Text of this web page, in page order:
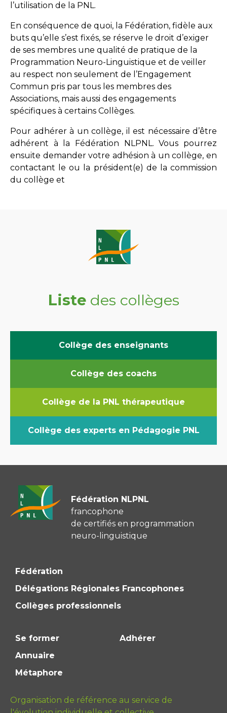
l’utilisation de la PNL.
En conséquence de quoi, la Fédération, fidèle aux
buts qu’elle s’est fixés, se réserve le droit d’exiger
de ses membres une qualité de pratique de la
Programmation Neuro-Linguistique et de veiller
au respect non seulement de l’Engagement
Commun pris par tous les membres des
Associations, mais aussi des engagements
spécifiques à certains Collèges.
Pour adhérer à un collège, il est nécessaire d’être
adhérent à la Fédération NLPNL. Vous pourrez
ensuite demander votre adhésion à un collège, en
contactant le ou la président(e) de la commission
du collège et
Liste des collèges
Collège des enseignants
Collège des coachs
Collège de la PNL thérapeutique
Collège des experts en Pédagogie PNL
Fédération NLPNL
francophone
de certifiés en programmation
neuro-linguistique
Fédération
Délégations Régionales Francophones
Collèges professionnels
Se former
Annuaire
Métaphore
Adhérer
Organisation de référence au service de